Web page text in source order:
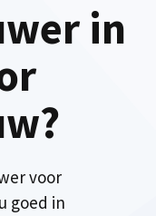
in
voor
goed in